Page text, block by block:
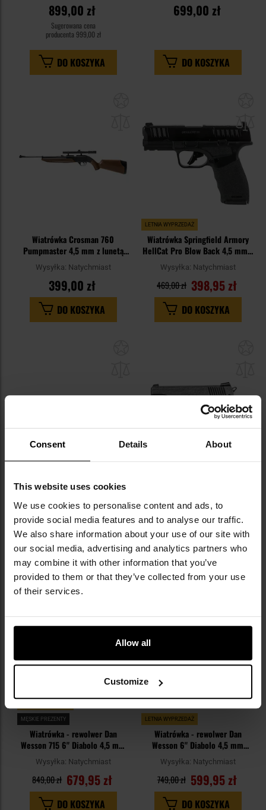
Consent Details About
This website uses cookies
We use cookies to personalise content and ads, to
provide social media features and to analyse our traffic.
We also share information about your use of our site with
our social media, advertising and analytics partners who
may combine it with other information that you’ve
provided to them or that they’ve collected from your use
of their services.
Allow all
Customize
899,00 zł
Sugerowana cena
producenta 999,00 zł
DO KOSZYKA
699,00 zł
DO KOSZYKA
schowka
Wiatrówka Crosman 760
Pumpmaster 4,5 mm z lunetą
4x15 mm + zestaw
Wysyłka: Natychmiast
399,00 zł
DO KOSZYKA
LETNIA WYPRZEDAŻ
Wiatrówka Springfield Armory
HellCat Pro Blow Back 4,5 mm -
Black
Wysyłka: Natychmiast
398,95 zł
469,00 zł
DO KOSZYKA
Wiatrówka Snowpeak SR1250S
Wysyłka: Natychmiast
499,00 zł
799,00 zł
DO KOSZYKA
Wysyłka: Natychmiast
629,00 zł
749,00 zł
DO KOSZYKA
schowka
MĘSKIE PREZENTY
Wiatrówka - rewolwer Dan
Wesson 715 6" Diabolo 4,5 mm
Steel Grey
Wysyłka: Natychmiast
679,95 zł
849,00 zł
DO KOSZYKA
LETNIA WYPRZEDAŻ
Wiatrówka - rewolwer Dan
Wesson 6" Diabolo 4,5 mm
Silver
Wysyłka: Natychmiast
599,95 zł
749,00 zł
DO KOSZYKA